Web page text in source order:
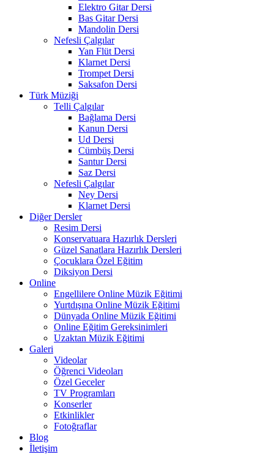
Elektro Gitar Dersi
Bas Gitar Dersi
Mandolin Dersi
Nefesli Çalgılar
Yan Flüt Dersi
Klarnet Dersi
Trompet Dersi
Saksafon Dersi
Türk Müziği
Telli Çalgılar
Bağlama Dersi
Kanun Dersi
Ud Dersi
Cümbüş Dersi
Santur Dersi
Saz Dersi
Nefesli Çalgılar
Ney Dersi
Klarnet Dersi
Diğer Dersler
Resim Dersi
Konservatuara Hazırlık Dersleri
Güzel Sanatlara Hazırlık Dersleri
Çocuklara Özel Eğitim
Diksiyon Dersi
Online
Engellilere Online Müzik Eğitimi
Yurtdışına Online Müzik Eğitimi
Dünyada Online Müzik Eğitimi
Online Eğitim Gereksinimleri
Uzaktan Müzik Eğitimi
Galeri
Videolar
Öğrenci Videoları
Özel Geceler
TV Programları
Konserler
Etkinlikler
Fotoğraflar
Blog
İletişim